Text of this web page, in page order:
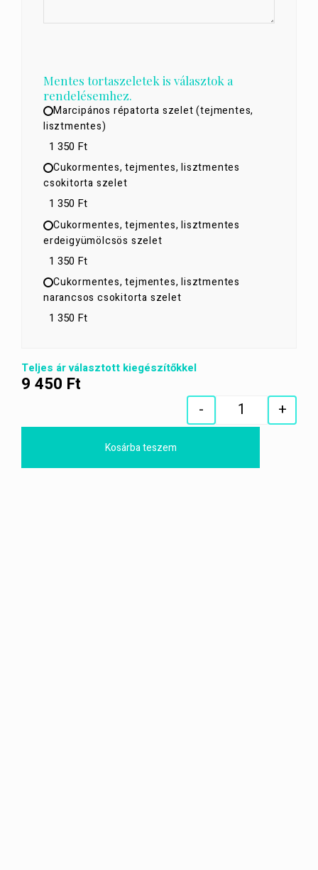
Mentes tortaszeletek is választok a
rendelésemhez.
Marcipános répatorta szelet (tejmentes,
lisztmentes)
1 350 Ft
Cukormentes, tejmentes, lisztmentes
csokitorta szelet
1 350 Ft
Cukormentes, tejmentes, lisztmentes
erdeigyümölcsös szelet
1 350 Ft
Cukormentes, tejmentes, lisztmentes
narancsos csokitorta szelet
1 350 Ft
Teljes ár választott kiegészítőkkel
9 450 Ft
Quantity
- +
Kosárba teszem